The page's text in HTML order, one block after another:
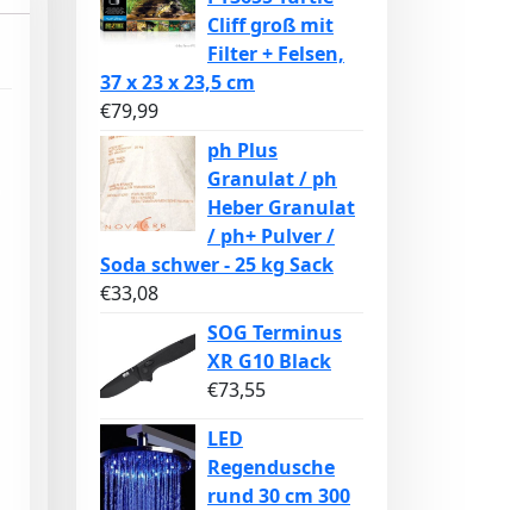
Cliff groß mit
Filter + Felsen,
37 x 23 x 23,5 cm
€79,99
ph Plus
Granulat / ph
Heber Granulat
/ ph+ Pulver /
Soda schwer - 25 kg Sack
€33,08
SOG Terminus
XR G10 Black
€73,55
LED
Regendusche
rund 30 cm 300